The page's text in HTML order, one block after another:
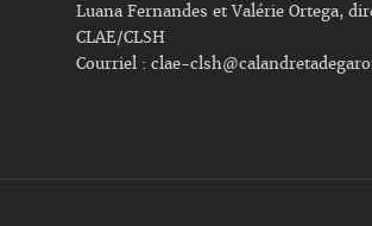
Luana Fernandes et Valérie Ortega,
CLAE/CLSH
Courriel : clae-